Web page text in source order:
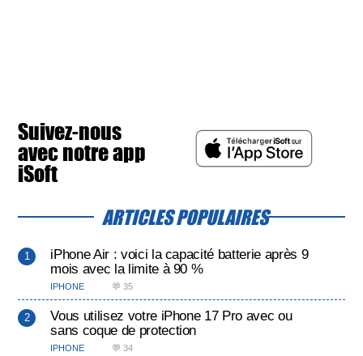
Suivez-nous
avec notre app
iSoft
ARTICLES POPULAIRES
iPhone Air : voici la capacité batterie après 9
mois avec la limite à 90 %
IPHONE 💬 35
Vous utilisez votre iPhone 17 Pro avec ou
sans coque de protection
IPHONE 💬 34